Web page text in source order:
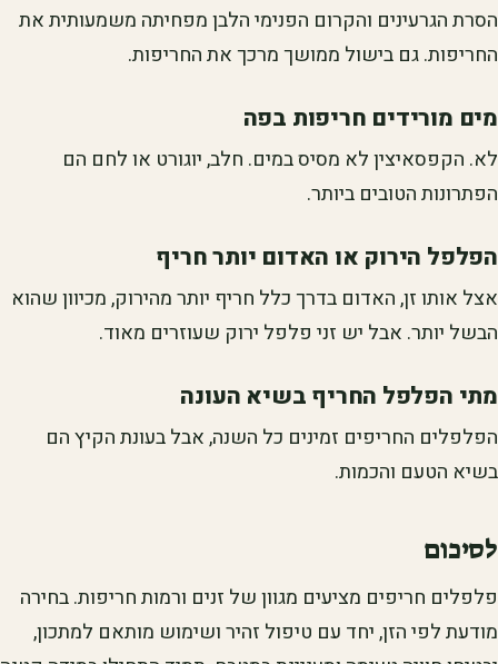
הסרת הגרעינים והקרום הפנימי הלבן מפחיתה משמעותית את
החריפות. גם בישול ממושך מרכך את החריפות.
מים מורידים חריפות בפה
לא. הקפסאיצין לא מסיס במים. חלב, יוגורט או לחם הם
הפתרונות הטובים ביותר.
הפלפל הירוק או האדום יותר חריף
אצל אותו זן, האדום בדרך כלל חריף יותר מהירוק, מכיוון שהוא
הבשל יותר. אבל יש זני פלפל ירוק שעוזרים מאוד.
מתי הפלפל החריף בשיא העונה
הפלפלים החריפים זמינים כל השנה, אבל בעונת הקיץ הם
בשיא הטעם והכמות.
לסיכום
פלפלים חריפים מציעים מגוון של זנים ורמות חריפות. בחירה
מודעת לפי הזן, יחד עם טיפול זהיר ושימוש מותאם למתכון,